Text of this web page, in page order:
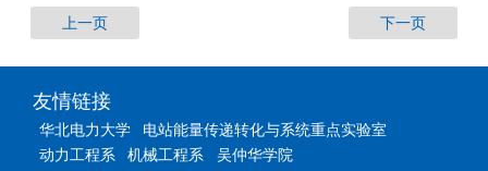
上一页 下一页
友情链接
华北电力大学
电站能量传递转化与系统重点实验室
动力工程系
机械工程系 吴仲华学院